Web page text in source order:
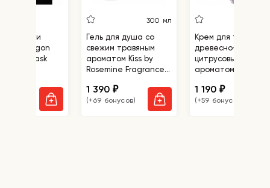
носочки
Mask
300 мл
Гель для душа со
свежим травяным
ароматом Kiss by
Rosemine Fragrance
Herb Garden
1 390 ₽
(+69 бонусов)
Крем для тела с
древесно-
цитрусовым
ароматом Kiss by
Cream - Glamour
Mellow
1 190 ₽
(+59 бонусов)